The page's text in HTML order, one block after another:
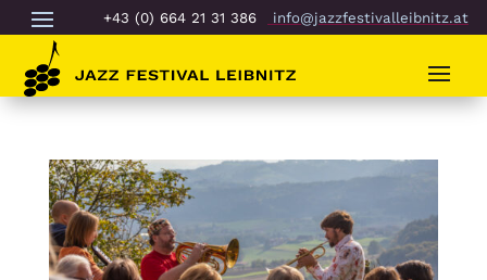
+43 (0) 664 21 31 386 info@jazzfestivalleibnitz.at